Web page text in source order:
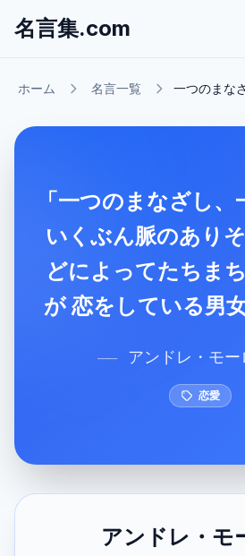
名言集.com
ホーム 名言一覧 一つのまな
「一つのまなざし、
いくぶん脈のあり
どによってたちま
が 恋をしている男
── アンドレ・モー
恋愛
アンドレ・モ